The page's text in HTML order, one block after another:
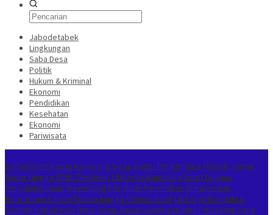
Jabodetabek
Lingkungan
Saba Desa
Politik
Hukum & Kriminal
Ekonomi
Pendidikan
Kesehatan
Ekonomi
Pariwisata
Satlantas Polresta Karawang Sigap Bantu Pengendara Mogok, Derek
Motor Hingga SPBU Terdekat LBH Arya Mandalika Sorot Dugaan
Penyalahgunaan Wewenang Perizinan Perumahan di Karawang,
Berpotensi Sanksi Pidana hingga Administratif LBH Arya Mandalika
Sambut Kapolresta Baru: Harap Bawa Semangat Baru Pelayanan yang